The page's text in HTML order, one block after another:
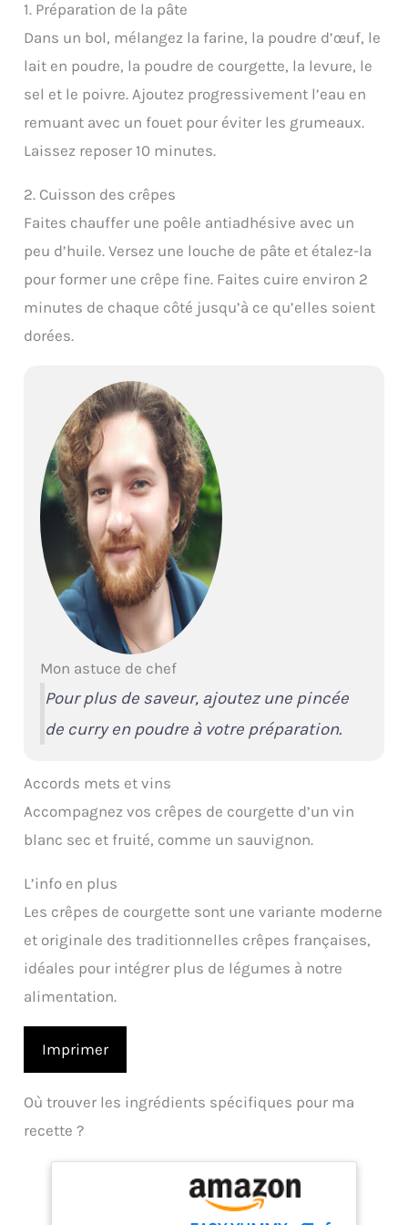
1. Préparation de la pâte
Dans un bol, mélangez la farine, la poudre d’œuf, le
lait en poudre, la poudre de courgette, la levure, le
sel et le poivre. Ajoutez progressivement l’eau en
remuant avec un fouet pour éviter les grumeaux.
Laissez reposer 10 minutes.
2. Cuisson des crêpes
Faites chauffer une poêle antiadhésive avec un
peu d’huile. Versez une louche de pâte et étalez-la
pour former une crêpe fine. Faites cuire environ 2
minutes de chaque côté jusqu’à ce qu’elles soient
dorées.
Mon astuce de chef
Pour plus de saveur, ajoutez une pincée
de curry en poudre à votre préparation.
Accords mets et vins
Accompagnez vos crêpes de courgette d’un vin
blanc sec et fruité, comme un sauvignon.
L’info en plus
Les crêpes de courgette sont une variante moderne
et originale des traditionnelles crêpes françaises,
idéales pour intégrer plus de légumes à notre
alimentation.
Imprimer
Où trouver les ingrédients spécifiques pour ma
recette ?